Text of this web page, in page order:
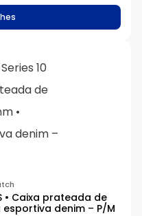
• Caixa prateada de
denim – P/M